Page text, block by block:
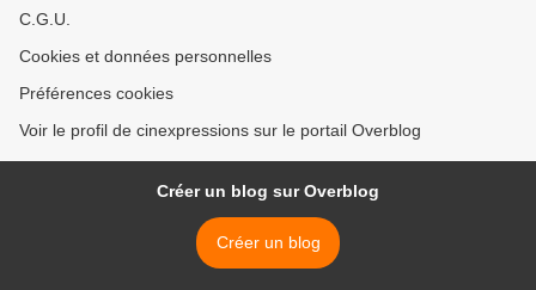
C.G.U.
Cookies et données personnelles
Préférences cookies
Voir le profil de cinexpressions sur le portail Overblog
Créer un blog sur Overblog
Créer un blog